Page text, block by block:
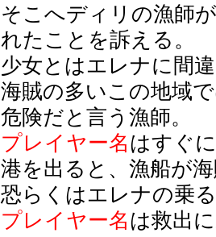
そこへディリの漁師
れたことを訴える。
少女とはエレナに間
海賊の多いこの地域
危険だと言う漁師。
プレイヤー名はすぐ
港を出ると、漁船が
恐らくはエレナの乗
プレイヤー名は救出